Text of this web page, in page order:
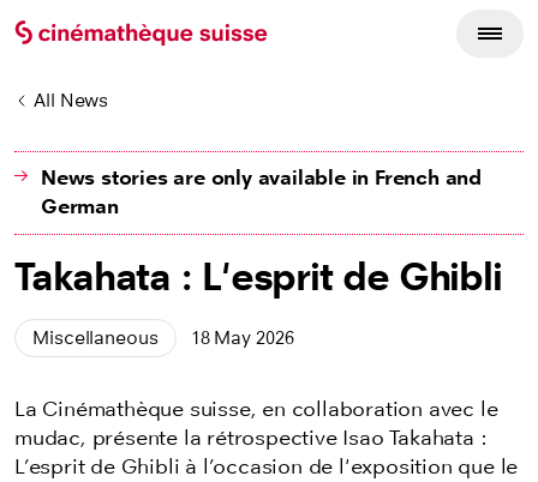
All News
News stories are only available in French and
German
Takahata : L'esprit de Ghibli
Miscellaneous 18 May 2026
La Cinémathèque suisse, en collaboration avec le
mudac, présente la rétrospective Isao Takahata :
L’esprit de Ghibli à l’occasion de l'exposition que le